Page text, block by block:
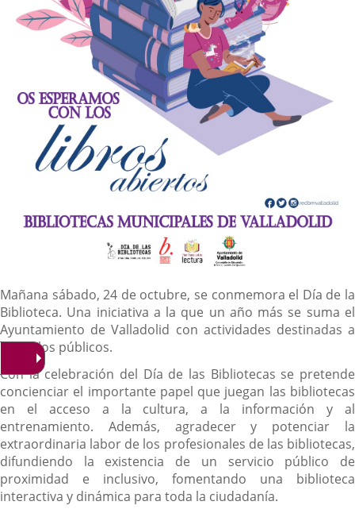
Descripción
Mañana sábado, 24 de octubre, se conmemora el Día de la
Biblioteca. Una iniciativa a la que un año más se suma el
Ayuntamiento de Valladolid con actividades destinadas a
todos los públicos.
Con la celebración del Día de las Bibliotecas se pretende
concienciar el importante papel que juegan las bibliotecas
en el acceso a la cultura, a la información y al
entrenamiento. Además, agradecer y potenciar la
extraordinaria labor de los profesionales de las bibliotecas,
difundiendo la existencia de un servicio público de
proximidad e inclusivo, fomentando una biblioteca
interactiva y dinámica para toda la ciudadanía.